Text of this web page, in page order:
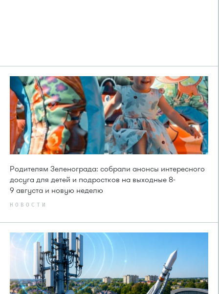
Родителям Зеленограда: собрали анонсы интересного
досуга для детей и подростков на выходные 8-
9 августа и новую неделю
НОВОСТИ